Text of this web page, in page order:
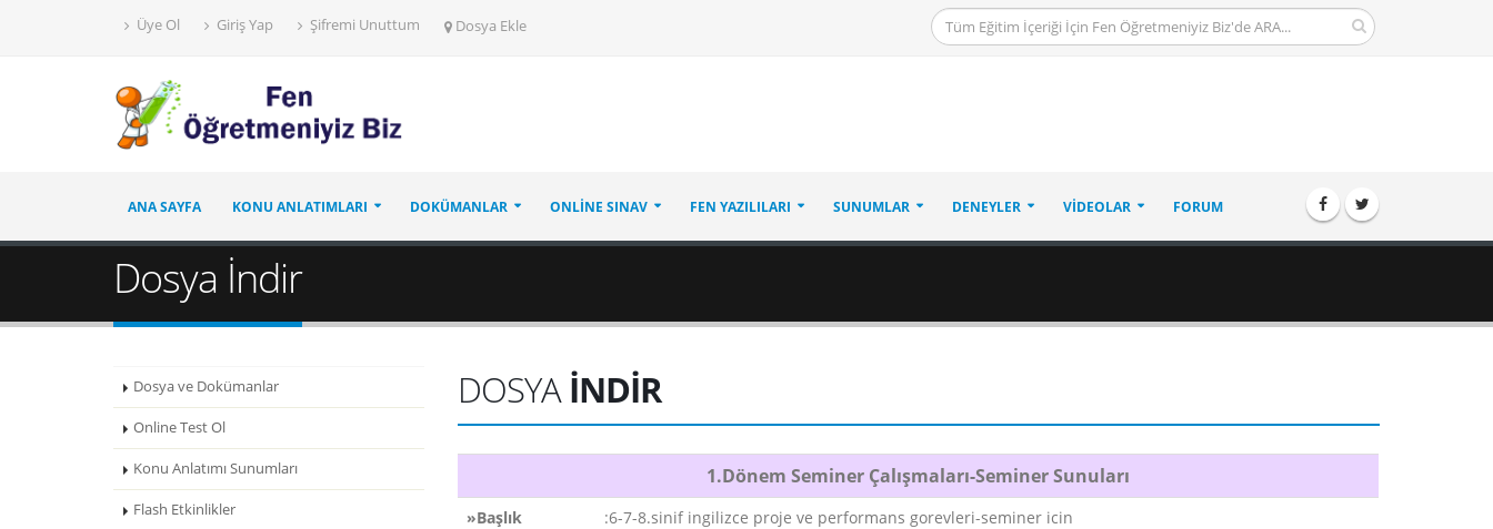
Üye Ol Giriş Yap Şifremi Unuttum Dosya Ekle
ANA SAYFA KONU ANLATIMLARI DOKÜMANLAR ONLINE SINAV FEN YAZILILARI SUNUMLAR DENEYLER VIDEOLAR FORUM
Dosya İndir
Dosya ve Dokümanlar
Online Test Ol
Konu Anlatımı Sunumları
Flash Etkinlikler
DOSYAİNDİR
1.Dönem Seminer Çalışmaları-Seminer Sunuları
»Başlık
:6-7-8.sinif ingilizce proje ve performans gorevleri-seminer icin